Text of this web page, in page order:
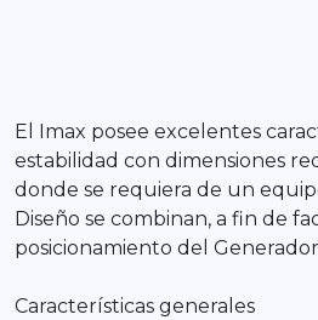
El Imax posee excelentes
estabilidad con dimensiones
donde se requiera de un
Diseño se combinan, a fin de
posicionamiento del Generador
Características generales